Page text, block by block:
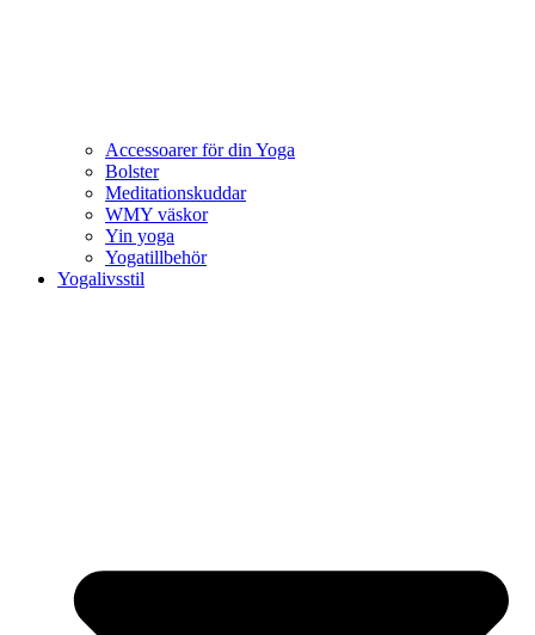
Accessoarer för din Yoga
Bolster
Meditationskuddar
WMY väskor
Yin yoga
Yogatillbehör
Yogalivsstil